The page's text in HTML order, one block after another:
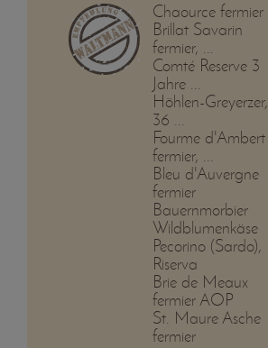
Chaource fermier
Brillat Savarin
fermier, ...
Comté Reserve 3
Jahre ...
Höhlen-Greyerzer,
36 ...
Fourme d'Ambert
fermier, ...
Bleu d'Auvergne
fermier
Bauernmorbier
Wildblumenkäse
Pecorino (Sardo),
Riserva
Brie de Meaux
fermier AOP
St. Maure Asche
fermier